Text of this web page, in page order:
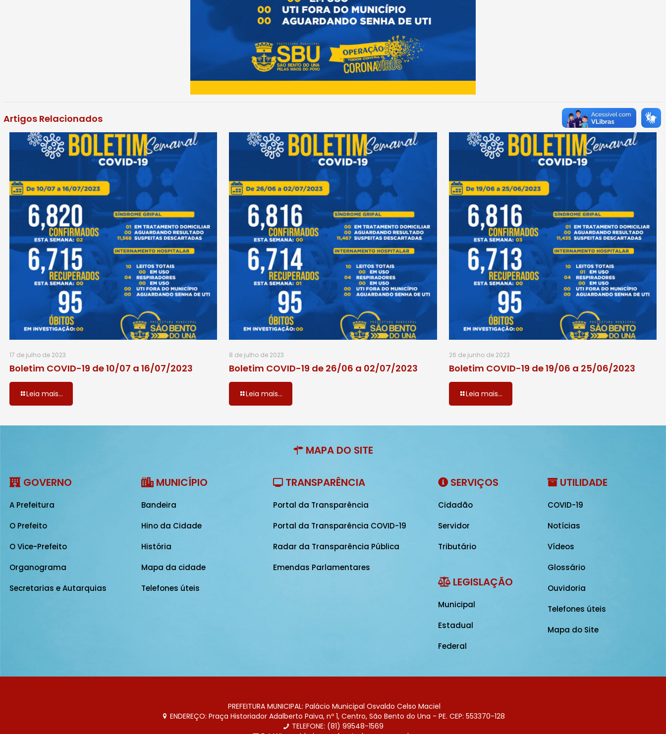
Artigos Relacionados
17 de julho de 2023
Boletim COVID-19 de 10/07 a 16/07/2023
Leia mais...
8 de julho de 2023
Boletim COVID-19 de 26/06 a 02/07/2023
Leia mais...
26 de junho de 2023
Boletim COVID-19 de 19/06 a 25/06/2023
Leia mais...
MAPA DO SITE
GOVERNO
A Prefeitura
O Prefeito
O Vice-Prefeito
Organograma
Secretarias e Autarquias
MUNICÍPIO
Bandeira
Hino da Cidade
História
Mapa da cidade
Telefones úteis
TRANSPARÊNCIA
Portal da Transparência
Portal da Transparência COVID-19
Radar da Transparência Pública
Emendas Parlamentares
SERVIÇOS
Cidadão
Servidor
Tributário
LEGISLAÇÃO
Municipal
Estadual
Federal
UTILIDADE
COVID-19
Notícias
Vídeos
Glossário
Ouvidoria
Telefones úteis
Mapa do Site
PREFEITURA MUNICIPAL: Palácio Municipal Osvaldo Celso Maciel
ENDEREÇO: Praça Historiador Adalberto Paiva, nº 1, Centro, São Bento do Una - PE. CEP: 553370-128
TELEFONE: (81) 99548-1569